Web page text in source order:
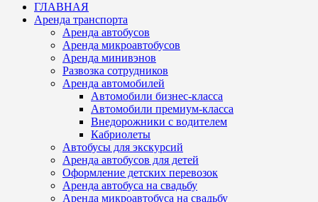
ГЛАВНАЯ
Аренда транспорта
Аренда автобусов
Аренда микроавтобусов
Аренда минивэнов
Развозка сотрудников
Аренда автомобилей
Автомобили бизнес-класса
Автомобили премиум-класса
Внедорожники с водителем
Кабриолеты
Автобусы для экскурсий
Аренда автобусов для детей
Оформление детских перевозок
Аренда автобуса на свадьбу
Аренда микроавтобуса на свадьбу